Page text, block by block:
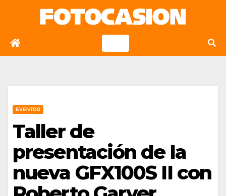
contenido
EVENTOS
Taller de
presentación de la
nueva GFX100S II con